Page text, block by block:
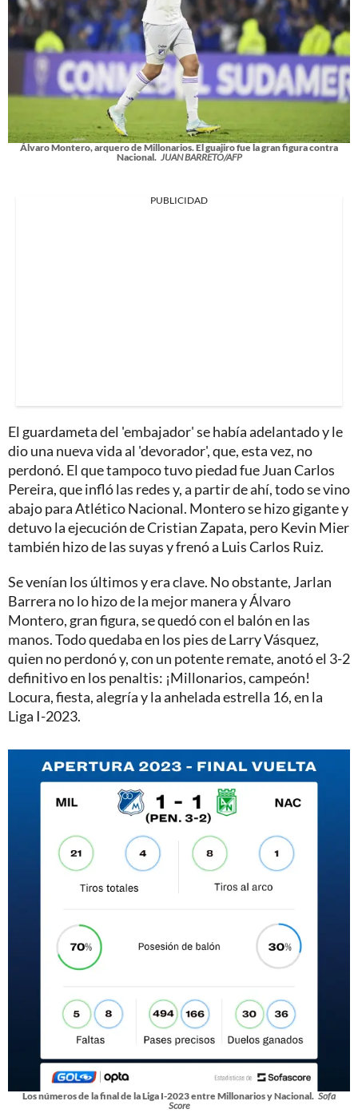
Álvaro Montero, arquero de Millonarios. El guajiro fue la gran figura contra
Nacional. JUAN BARRETO/AFP
PUBLICIDAD
El guardameta del 'embajador' se había adelantado y le
dio una nueva vida al 'devorador', que, esta vez, no
perdonó. El que tampoco tuvo piedad fue Juan Carlos
Pereira, que infló las redes y, a partir de ahí, todo se vino
abajo para Atlético Nacional. Montero se hizo gigante y
detuvo la ejecución de Cristian Zapata, pero Kevin Mier
también hizo de las suyas y frenó a Luis Carlos Ruiz.
Se venían los últimos y era clave. No obstante, Jarlan
Barrera no lo hizo de la mejor manera y Álvaro
Montero, gran figura, se quedó con el balón en las
manos. Todo quedaba en los pies de Larry Vásquez,
quien no perdonó y, con un potente remate, anotó el 3-2
definitivo en los penaltis: ¡Millonarios, campeón!
Locura, fiesta, alegría y la anhelada estrella 16, en la
Liga I-2023.
Los números de la final de la Liga I-2023 entre Millonarios y Nacional. Sofa
Score